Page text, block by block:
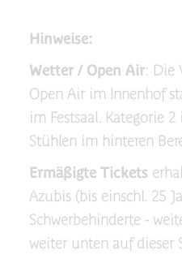
Hinweise:
Wetter / Open Air: Die
Open Air im Innenhof
im Festsaal. Kategorie
Stühlen im hinteren
Ermäßigte Tickets
Azubis (bis einschl. 25
Schwerbehinderte -
weiter unten auf dieser